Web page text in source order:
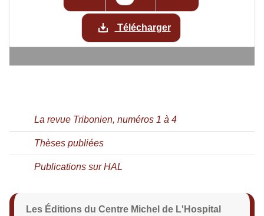
Télécharger
La revue Tribonien, numéros 1 à 4
Thèses publiées
Publications sur HAL
Les Éditions du Centre Michel de L'Hospital